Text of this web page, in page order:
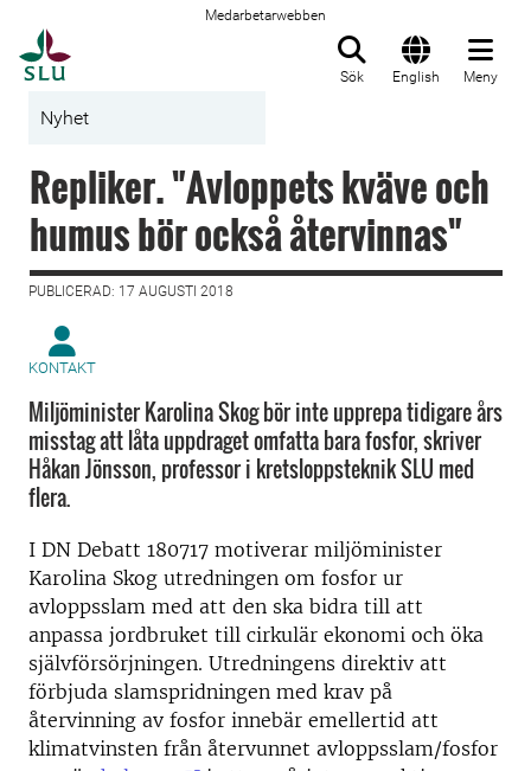
Medarbetarwebben
Sök English Meny
Nyhet
Repliker. "Avloppets kväve och
humus bör också återvinnas"
PUBLICERAD: 17 AUGUSTI 2018
KONTAKT
Miljöminister Karolina Skog bör inte upprepa tidigare års
misstag att låta uppdraget omfatta bara fosfor, skriver
Håkan Jönsson, professor i kretsloppsteknik SLU med
flera.
I DN Debatt 180717 motiverar miljöminister
Karolina Skog utredningen om fosfor ur
avloppsslam med att den ska bidra till att
anpassa jordbruket till cirkulär ekonomi och öka
självförsörjningen. Utredningens direktiv att
förbjuda slamspridningen med krav på
återvinning av fosfor innebär emellertid att
klimatvinsten från återvunnet avloppsslam/fosfor